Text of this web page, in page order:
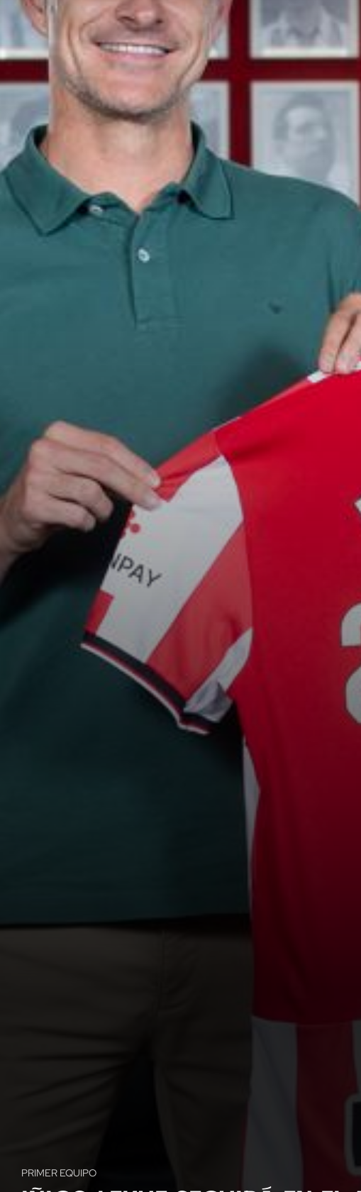
PRIMER EQUIPO